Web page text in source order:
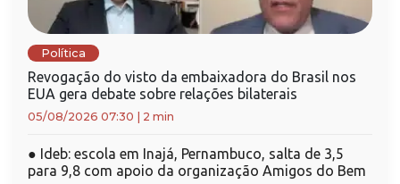
Política
Revogação do visto da embaixadora do Brasil nos
EUA gera debate sobre relações bilaterais
05/08/2026 07:30 2 min
● Ideb: escola em Inajá, Pernambuco, salta de 3,5
para 9,8 com apoio da organização Amigos do Bem